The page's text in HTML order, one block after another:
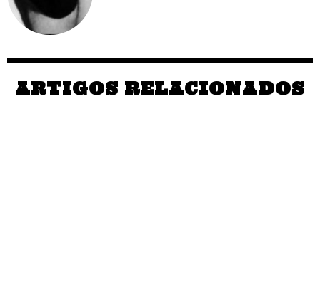
ARTIGOS RELACIONADOS